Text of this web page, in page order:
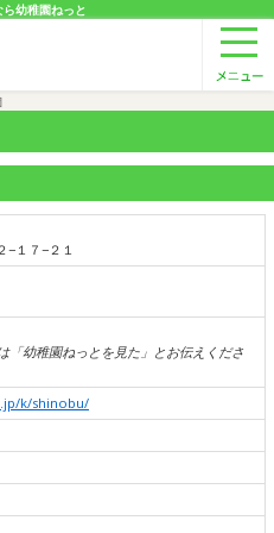
幼稚園ねっと
−１７−２１
「幼稚園ねっとを見た」とお伝えくださ
k/shinobu/